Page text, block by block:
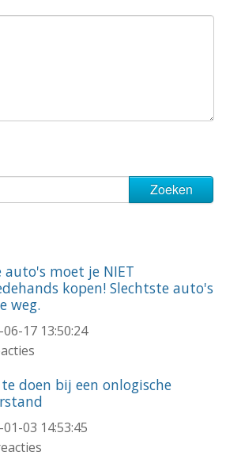
auto's moet je NIET
kopen! Slechtste auto's
weg.
06-17 13:50:24
doen bij een onlogische
03 14:53:45